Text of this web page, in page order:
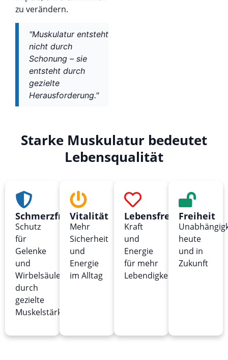
zu verändern.
"Muskulatur entsteht
nicht durch
Schonung – sie
entsteht durch
gezielte
Herausforderung."
Starke Muskulatur bedeutet
Lebensqualität
Schmerzfreiheit
Schutz
für
Gelenke
und
Wirbelsäule
durch
gezielte
Muskelstärkung
Vitalität
Mehr
Sicherheit
und
Energie
im Alltag
Lebensfreude
Kraft
und
Energie
für mehr
Lebendigkeit
Freiheit
heute
und in
Zukunft